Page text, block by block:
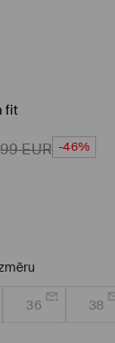
fit
EUR -46%
36 38